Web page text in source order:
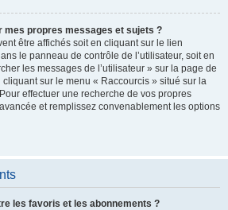
mes propres messages et sujets ?
être affichés soit en cliquant sur le lien
le panneau de contrôle de l’utilisateur, soit en
les messages de l’utilisateur » sur la page de
sur le menu « Raccourcis » situé sur la
effectuer une recherche de vos propres
et remplissez convenablement les options
les favoris et les abonnements ?